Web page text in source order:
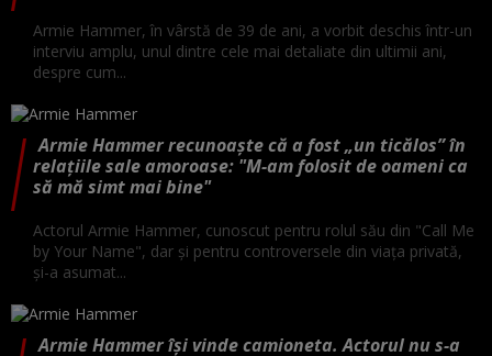
Armie Hammer, în vârstă de 39 de ani, a vorbit deschis într-un
interviu amplu, unul dintre cele mai detaliate din ultimii ani,
despre cum...
Armie Hammer recunoaște că a fost „un ticălos” în
relațiile sale amoroase: "M-am folosit de oameni ca
să mă simt mai bine"
Actorul Armie Hammer, cunoscut pentru rolul său din "Call Me
by Your Name", dar și pentru controversele din viața privată,
și-a asumat...
Armie Hammer își vinde camioneta. Actorul nu s-a